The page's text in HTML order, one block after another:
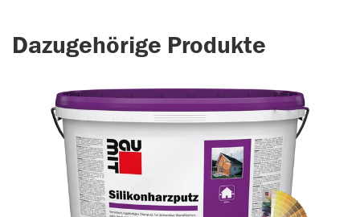
Dazugehörige Produkte